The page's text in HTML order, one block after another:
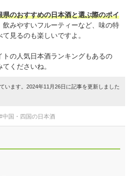
県のおすすめの日本酒と選ぶ際のポイ
飲みやすいフルーティーなど、味の特
見るのも楽しいですよ。
トの人気日本酒ランキングもあるの
くださいね。
います。2024年11月26日に記事を更新しました
中国・四国の日本酒